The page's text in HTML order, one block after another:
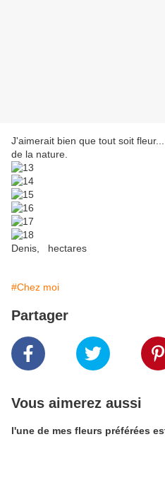
J'aimerait bien que tout soit
de la nature.
Denis, hectares
#Chez moi
Partager
Vous aimerez aussi
l'une de mes fleurs préférées